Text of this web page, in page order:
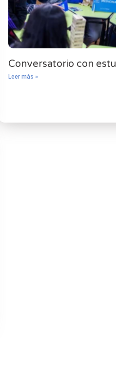
Conversatorio con
Leer más »